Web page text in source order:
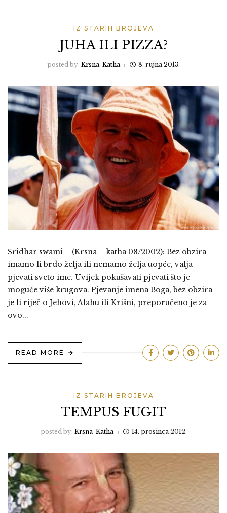
IZ STARIH BROJEVA
JUHA ILI PIZZA?
posted by: Krsna-Katha 8. rujna 2013.
Sridhar swami – (Krsna – katha 08/2002): Bez obzira
imamo li brdo želja ili nemamo želja uopće, valja
pjevati sveto ime. Uvijek pokušavati pjevati što je
moguće više krugova. Pjevanje imena Boga, bez obzira
je li riječ o Jehovi, Alahu ili Krišni, preporučeno je za
ovo...
READ MORE
IZ STARIH BROJEVA
TEMPUS FUGIT
posted by: Krsna-Katha 14. prosinca 2012.